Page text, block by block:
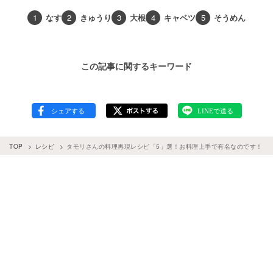
1 なす 2 きゅうり 3 大根 4 キャベツ 5 そうめん
この記事に関するキーワード
TOP レシピ タモリさんの料理再現レシピ「5」選！お料理上手で有名なのです！